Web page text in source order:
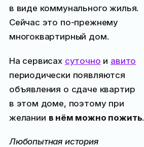
в виде коммунального жилья.
Сейчас это по-прежнему
многоквартирный дом.
На сервисах суточно и авито
периодически появляются
объявления о сдаче квартир
в этом доме, поэтому при
желании в нём можно пожить.
Любопытная история